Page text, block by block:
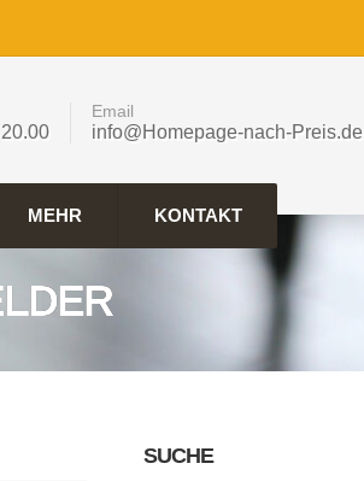
Email
info@Homepage-nach-Preis.de
MEHR KONTAKT
SUCHE